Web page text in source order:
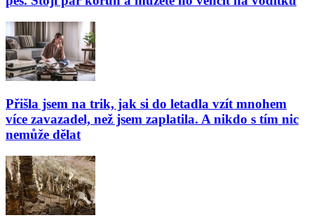
Přišla jsem na trik, jak si do letadla vzít mnohem
více zavazadel, než jsem zaplatila. A nikdo s tím nic
nemůže dělat